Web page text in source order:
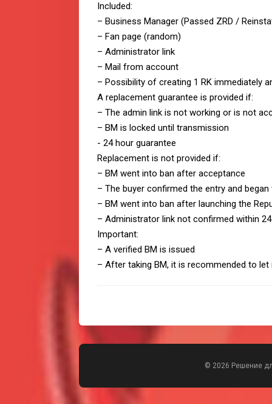
Included:
– Business Manager (Passed ZRD /
– Fan page (random)
– Administrator link
– Mail from account
– Possibility of creating 1 RK immediately
A replacement guarantee is provided if:
– The admin link is not working or is not
– BM is locked until transmission
- 24 hour guarantee
Replacement is not provided if:
– BM went into ban after acceptance
– The buyer confirmed the entry and
– BM went into ban after launching the
– Administrator link not confirmed within
Important:
– A verified BM is issued
– After taking BM, it is recommended to
© 2026 Решение